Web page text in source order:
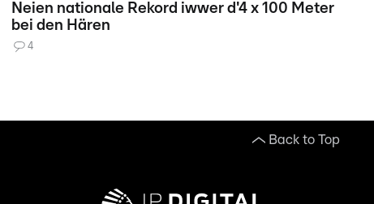
Neien nationale Rekord iwwer d'4 x 100 Meter
bei den Hären
4
Back to Top